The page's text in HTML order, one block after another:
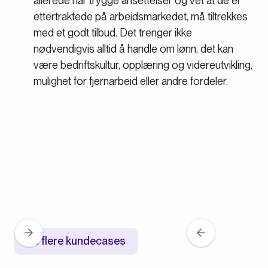
ettertraktede på arbeidsmarkedet, må tiltrekkes
med et godt tilbud. Det trenger ikke
nødvendigvis alltid å handle om lønn, det kan
være bedriftskultur, opplæring og videreutvikling,
mulighet for fjernarbeid eller andre fordeler.
Se flere kundecases